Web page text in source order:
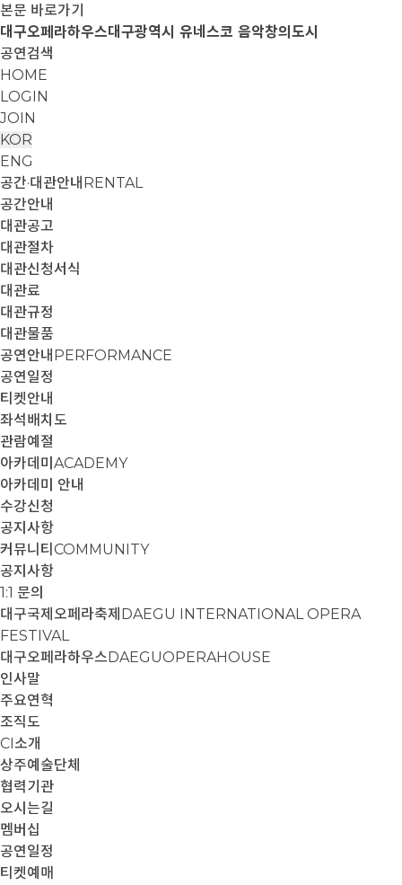
본문 바로가기
대구오페라하우스대구광역시 유네스코 음악창의도시
공연검색
HOME
LOGIN
JOIN
KOR
ENG
공간·대관안내 RENTAL
공간안내
대관공고
대관절차
대관신청서식
대관료
대관규정
대관물품
공연안내 PERFORMANCE
공연일정
티켓안내
좌석배치도
관람예절
아카데미 ACADEMY
아카데미 안내
수강신청
공지사항
커뮤니티 COMMUNITY
공지사항
1:1 문의
대구국제오페라축제 DAEGU INTERNATIONAL OPERA
FESTIVAL
대구오페라하우스DAEGUOPERAHOUSE
인사말
주요연혁
조직도
CI소개
상주예술단체
협력기관
오시는길
멤버십
공연일정
티켓예매